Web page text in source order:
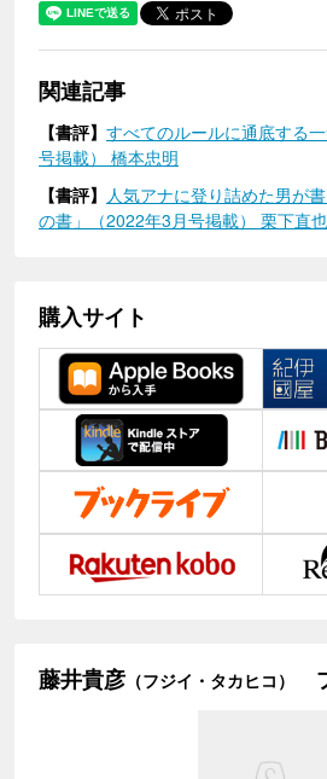
関連記事
【書評】 すべてのルールに通底する
号掲載） 橋本忠明
【書評】 人気アナに登り詰めた男が
の書」（2022年3月号掲載） 栗下直也
購入サイト
藤井貴彦 （フジイ・タカヒコ）